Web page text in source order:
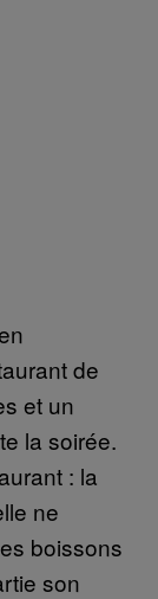
de
et un
la soirée.
: la
ne
boissons
son